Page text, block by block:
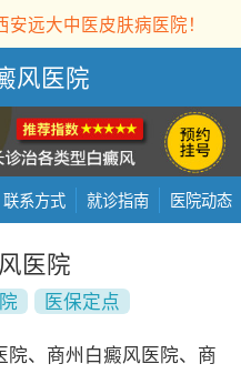
远大中医皮肤病医院！
风医院
联系方式 就诊指南 医院动态
医院
医保定点
院、商州白癜风医院、商